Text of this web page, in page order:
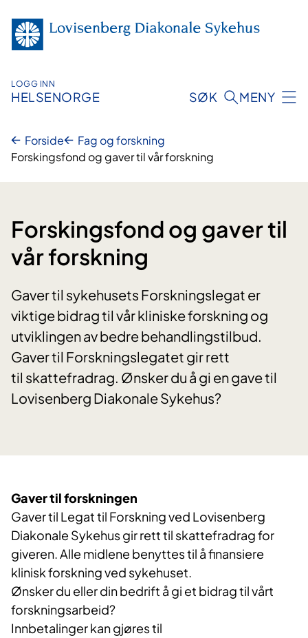
innhold
LOGG INN
HELSENORGE SØK MENY
Forside
Fag og forskning
Forskingsfond og gaver til vår forskning
Forskingsfond og gaver til
vår forskning
Gaver til sykehusets Forskningslegat er
viktige bidrag til vår kliniske forskning og
utviklingen av bedre behandlingstilbud.
Gaver til Forskningslegatet gir rett
til skattefradrag. Ønsker du å gi en gave til
Lovisenberg Diakonale Sykehus?
Gaver til forskningen
Gaver til Legat til Forskning ved Lovisenberg
Diakonale Sykehus gir rett til skattefradrag for
giveren. Alle midlene benyttes til å finansiere
klinisk forskning ved sykehuset.
Ønsker du eller din bedrift å gi et bidrag til vårt
forskningsarbeid?
Innbetalinger kan gjøres til